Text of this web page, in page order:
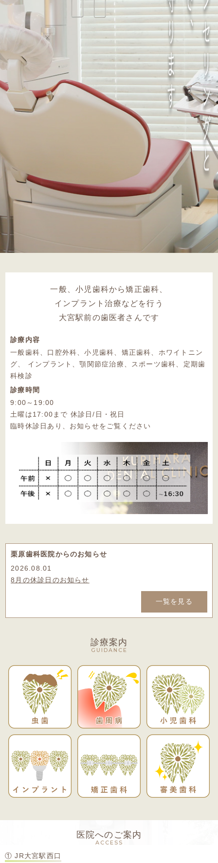
一般、小児歯科から矯正歯科、
インプラント治療などを行う
大宮駅前の歯医者さんです
診療内容
一般歯科、口腔外科、小児歯科、矯正歯科、ホワイトニン
グ
インプラント、顎関節症治療、スポーツ歯科、定期歯
科検診
診療時間
9:00～19:00
土曜は17:00まで 休診日/日・祝日
臨時休診日あり、お知らせをご覧ください
栗原歯科医院からのお知らせ
2026.08.01
8月の休診日のお知らせ
一覧を見る
診療案内
GUIDANCE
医院へのご案内
ACCESS
① JR大宮駅西口